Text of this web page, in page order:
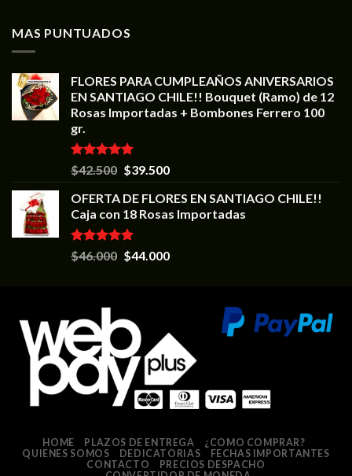
MAS PUNTUADOS
FLORES PARA CUMPLEAÑOS ANIVERSARIOS
EN SANTIAGO CHILE!! Bouquet (Ramo) de 12
Rosas Importadas + Bombones Ferrero 100
gr.
Valorado en
5.00
$42.500 $39.500
OFERTA DE FLORES EN SANTIAGO CHILE!!
Caja con 18 Rosas Importadas
Valorado en
5.00
$46.000 $44.000
HOME PLAZOS DE ENTREGA
¿COMO COMPRAR?
QUIENES SOMOS
DEDICATORIAS
FECHAS IMPORTANTES
CONTACTO
PRECIOS DESPACHO